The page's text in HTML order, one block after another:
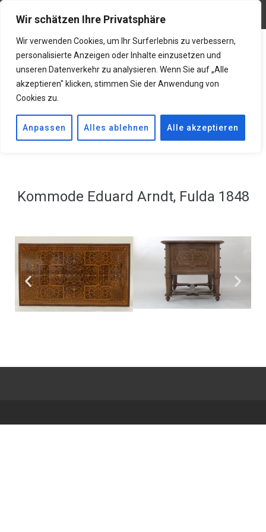
Wir schätzen Ihre Privatsphäre
Wir verwenden Cookies, um Ihr Surferlebnis zu verbessern,
personalisierte Anzeigen oder Inhalte einzusetzen und
unseren Datenverkehr zu analysieren. Wenn Sie auf „Alle
akzeptieren" klicken, stimmen Sie der Anwendung von
Cookies zu.
Anpassen Alles ablehnen Alle akzeptieren
Restaurierungen@gmx.net
Kommode Eduard Arndt, Fulda 1848